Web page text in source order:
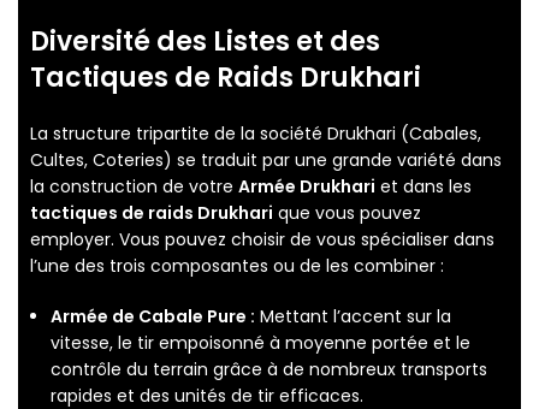
Diversité des Listes et des
Tactiques de Raids Drukhari
La structure tripartite de la société Drukhari (Cabales,
Cultes, Coteries) se traduit par une grande variété dans
la construction de votre Armée Drukhari et dans les
tactiques de raids Drukhari que vous pouvez
employer. Vous pouvez choisir de vous spécialiser dans
l’une des trois composantes ou de les combiner :
Armée de Cabale Pure : Mettant l’accent sur la
vitesse, le tir empoisonné à moyenne portée et le
contrôle du terrain grâce à de nombreux transports
rapides et des unités de tir efficaces.